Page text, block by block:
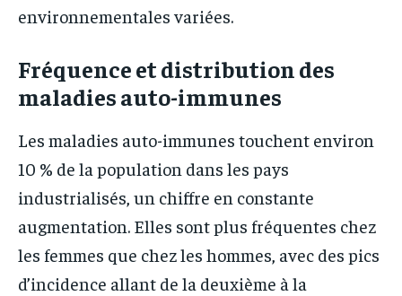
environnementales variées.
Fréquence et distribution des
maladies auto-immunes
Les maladies auto-immunes touchent environ
10 % de la population dans les pays
industrialisés, un chiffre en constante
augmentation. Elles sont plus fréquentes chez
les femmes que chez les hommes, avec des pics
d’incidence allant de la deuxième à la